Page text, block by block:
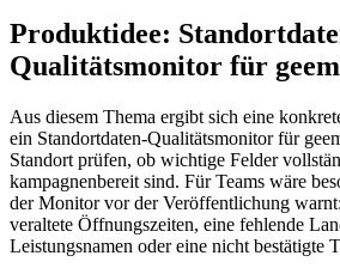
Produktidee:
Qualitätsmonitor für
Aus diesem Thema ergibt sich eine
ein Standortdaten-Qualitätsmonitor für
Standort prüfen, ob wichtige Felder
kampagnenbereit sind. Für Teams wäre
der Monitor vor der Veröffentlichung
veraltete Öffnungszeiten, eine fehlende
Leistungsnamen oder eine nicht bestätigte